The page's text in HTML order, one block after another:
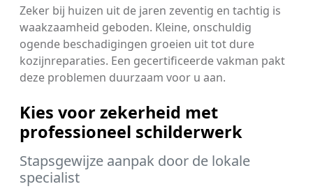
Zeker bij huizen uit de jaren zeventig en tachtig is
waakzaamheid geboden. Kleine, onschuldig
ogende beschadigingen groeien uit tot dure
kozijnreparaties. Een gecertificeerde vakman pakt
deze problemen duurzaam voor u aan.
Kies voor zekerheid met
professioneel schilderwerk
Stapsgewijze aanpak door de lokale
specialist